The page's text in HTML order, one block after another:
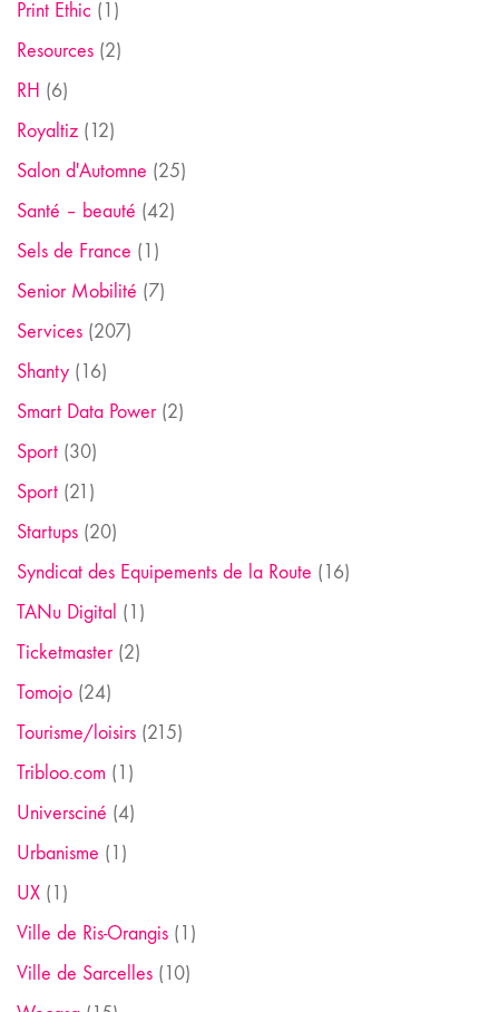
Print Ethic (1)
Resources (2)
RH (6)
Royaltiz (12)
Salon d'Automne (25)
Santé – beauté (42)
Sels de France (1)
Senior Mobilité (7)
Services (207)
Shanty (16)
Smart Data Power(2)
Sport (30)
Sport (21)
Startups (20)
Syndicat des Equipements de la Route (16)
TANu Digital (1)
Ticketmaster(2)
Tomojo (24)
Tourisme/loisirs (215)
Tribloo.com (1)
Universciné (4)
Urbanisme (1)
UX (1)
Ville de Ris-Orangis (1)
Ville de Sarcelles (10)